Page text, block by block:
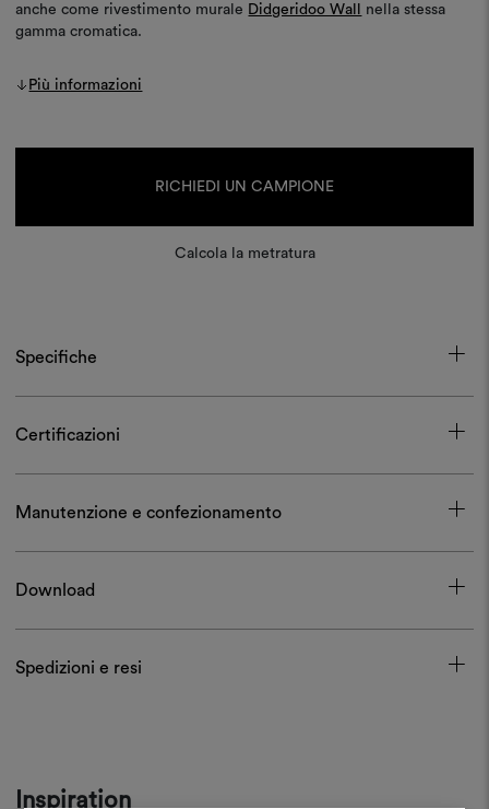
anche come rivestimento murale Didgeridoo Wall
nella stessa
gamma cromatica.
Più informazioni
RICHIEDI UN CAMPIONE
Calcola la metratura
Specifiche
Certificazioni
Manutenzione e confezionamento
Download
Spedizioni e resi
Inspiration